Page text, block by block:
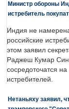
Министр обороны
истребитель
Индия не
российские
этом заявил
Раджеш Кумар
сосредоточатся
истребителей.
Нетаньяху заявил,